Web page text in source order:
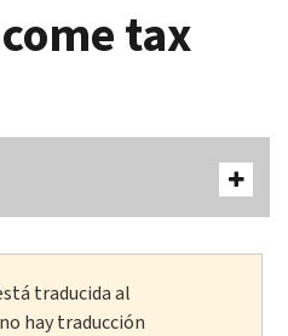
tax
traducida al
hay traducción